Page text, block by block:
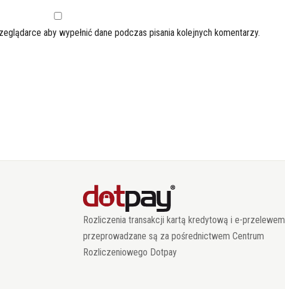
aby wypełnić dane podczas pisania kolejnych komentarzy.
Rozliczenia transakcji kartą kredytową i e-przelewem
przeprowadzane są za pośrednictwem Centrum
Rozliczeniowego Dotpay